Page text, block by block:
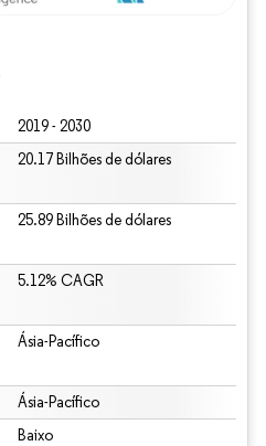
2019 - 2030
20.17 Bilhões de dólares
25.89 Bilhões de dólares
5.12% CAGR
Ásia-Pacífico
Ásia-Pacífico
Baixo